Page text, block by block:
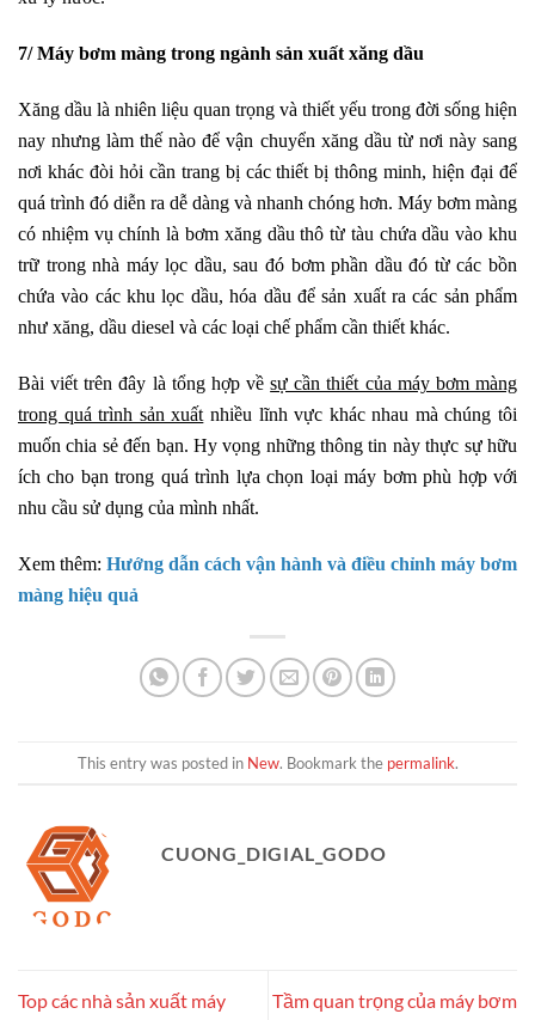
7/ Máy bơm màng trong ngành sản xuất xăng dầu
Xăng dầu là nhiên liệu quan trọng và thiết yếu trong đời sống hiện
nay nhưng làm thế nào để vận chuyển xăng dầu từ nơi này sang
nơi khác đòi hỏi cần trang bị các thiết bị thông minh, hiện đại để
quá trình đó diễn ra dễ dàng và nhanh chóng hơn. Máy bơm màng
có nhiệm vụ chính là bơm xăng dầu thô từ tàu chứa dầu vào khu
trữ trong nhà máy lọc dầu, sau đó bơm phần dầu đó từ các bồn
chứa vào các khu lọc dầu, hóa dầu để sản xuất ra các sản phẩm
như xăng, dầu diesel và các loại chế phẩm cần thiết khác.
Bài viết trên đây là tổng hợp vềsự cần thiết của máy bơm màng
trong quá trình sản xuất nhiều lĩnh vực khác nhau mà chúng tôi
muốn chia sẻ đến bạn. Hy vọng những thông tin này thực sự hữu
ích cho bạn trong quá trình lựa chọn loại máy bơm phù hợp với
nhu cầu sử dụng của mình nhất.
Xem thêm: Hướng dẫn cách vận hành và điều chỉnh máy bơm
màng hiệu quả
This entry was posted in New. Bookmark the permalink.
CUONG_DIGIAL_GODO
Top các nhà sản xuất máy
Tầm quan trọng của máy bơm